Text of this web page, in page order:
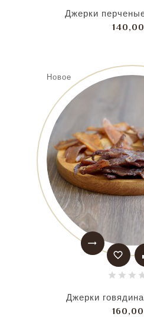
Джерки
Новое
trending_flat
favorite_border
Джерки